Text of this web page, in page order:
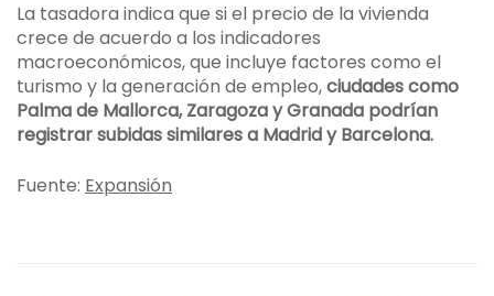
La tasadora indica que si el precio de la vivienda
crece de acuerdo a los indicadores
macroeconómicos, que incluye factores como el
turismo y la generación de empleo,ciudades como
Palma de Mallorca, Zaragoza y Granada podrían
registrar subidas similares a Madrid y Barcelona.
Fuente: Expansión